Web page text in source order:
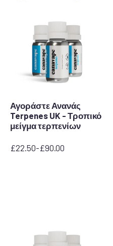
Αγοράστε Ανανάς
Terpenes UK - Τροπικό
μείγμα τερπενίων
£22.50-£90.00
Εύρος